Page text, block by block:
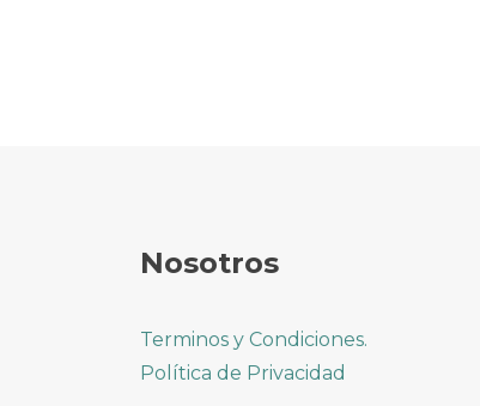
Nosotros
Terminos y Condiciones.
Política de Privacidad